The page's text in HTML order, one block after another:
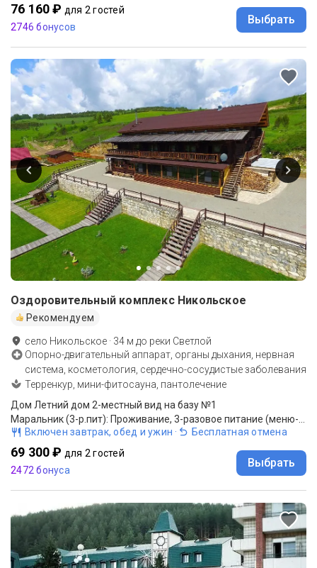
76 160 ₽ для 2 гостей
2746 бонусов
Выбрать
Оздоровительный комплекс Никольское
Рекомендуем
село Никольское · 34 м до реки Светлой
Опорно-двигательный аппарат, органы дыхания, нервная
система, косметология, сердечно-сосудистые заболевания
Терренкур, мини-фитосауна, пантолечение
Дом Летний дом 2-местный вид на базу №1
Маральник (3-р.пит): Проживание, 3-разовое питание (меню-заказ)
Включен завтрак, обед и ужин · Бесплатная отмена
69 300 ₽ для 2 гостей
2472 бонуса
Выбрать